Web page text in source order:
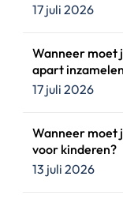
17 juli 2026
Wanneer moet
apart
17 juli 2026
Wanneer moet
voor kinderen?
13 juli 2026